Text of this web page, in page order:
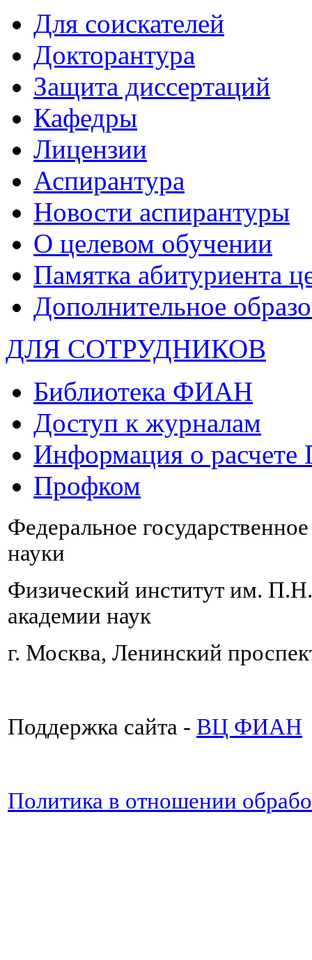
Для соискателей
Докторантура
Защита диссертаций
Кафедры
Лицензии
Аспирантура
Новости аспирантуры
О целевом обучении
Памятка абитуриента
Дополнительное
ДЛЯ СОТРУДНИКОВ
Библиотека ФИАН
Доступ к журналам
Информация о
Профком
Федеральное
науки
Физический институт им.
академии наук
г. Москва, Ленинский
Поддержка сайта - ВЦ ФИАН
Политика в отношении